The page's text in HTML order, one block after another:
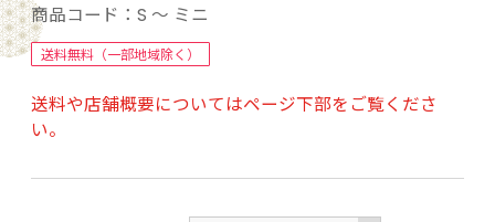
名称 ： 洋生菓子
原材料名：クリーム（国産製造）、卵、砂糖、
小麦粉、カカオ豆、植物油脂、ラム酒、食塩、/
ベーキングパウダー（一部に乳成分、卵、小麦
を含む）
商品コード： S ～ ミニ
送料無料（一部地域除く）
送料や店舗概要についてはページ下部をご覧くださ
い。